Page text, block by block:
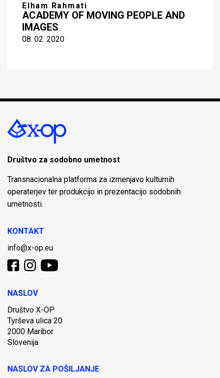
Elham Rahmati
ACADEMY OF MOVING PEOPLE AND
IMAGES
08. 02. 2020
Društvo za sodobno umetnost
Transnacionalna platforma za izmenjavo kulturnih
operaterjev ter produkcijo in prezentacijo sodobnih
umetnosti.
KONTAKT
info@x-op.eu
NASLOV
Društvo X-OP
Tyrševa ulica 20
2000 Maribor
Slovenija
NASLOV ZA POŠILJANJE